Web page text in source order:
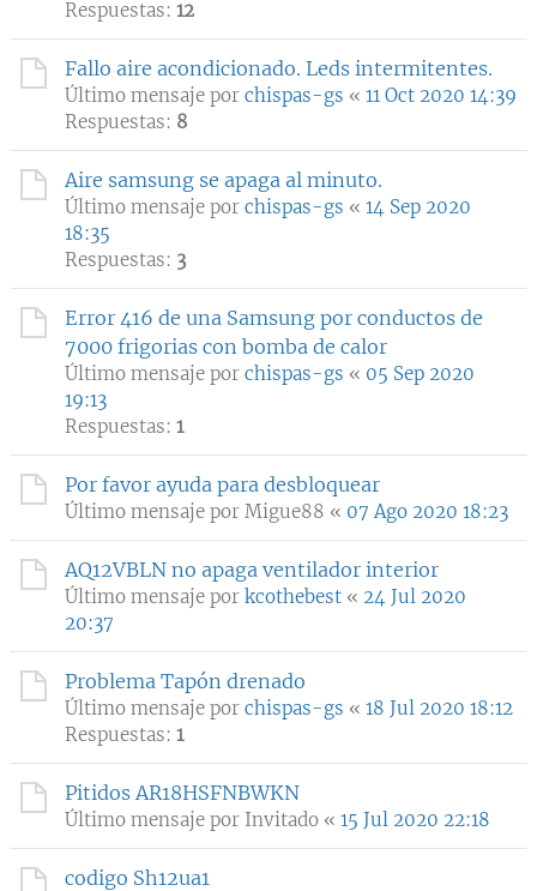
Respuestas: 12
Fallo aire acondicionado. Leds intermitentes.
Último mensaje por chispas-gs « 11 Oct 2020 14:39
Respuestas: 8
Aire samsung se apaga al minuto.
Último mensaje por chispas-gs « 14 Sep 2020
18:35
Respuestas: 3
Error 416 de una Samsung por conductos de
7000 frigorias con bomba de calor
Último mensaje por chispas-gs « 05 Sep 2020
19:13
Respuestas: 1
Por favor ayuda para desbloquear
Último mensaje por Migue88 « 07 Ago 2020 18:23
AQ12VBLN no apaga ventilador interior
Último mensaje por kcothebest « 24 Jul 2020
20:37
Problema Tapón drenado
Último mensaje por chispas-gs « 18 Jul 2020 18:12
Respuestas: 1
Pitidos AR18HSFNBWKN
Último mensaje por Invitado « 15 Jul 2020 22:18
codigo Sh12ua1